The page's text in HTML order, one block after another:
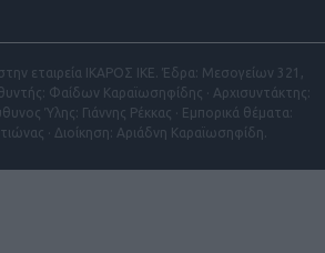
εταιρεία ΙΚΑΡΟΣ ΙΚΕ. Έδρα: Μεσογείων 321,
Φαίδων Καραϊωσηφίδης · Αρχισυντάκτης:
Ύλης: Γιάννης Ρέκκας · Εμπορικά θέματα:
· Διοίκηση: Αριάδνη Καραϊωσηφίδη.